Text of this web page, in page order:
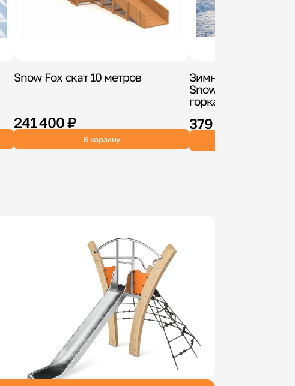
Snow Fox скат 10 метров
241 400 ₽
В корзину
Зимняя
Snow Fox 12 м с
горками
379 900 ₽